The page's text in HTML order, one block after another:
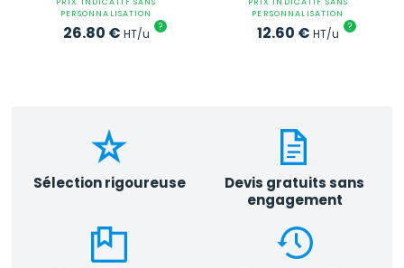
PERSONNALISATION
26.80 € HT/u ?
PERSONNALISATION
12.60 € HT/u ?
Sélection rigoureuse
Devis gratuits sans
engagement